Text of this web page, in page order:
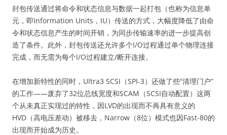
封包传送通过将命令和状态信息与数据一起打包（也称为信息单
元，即Information Units，IU）传送的方式，大幅度降低了由命
令和状态信息产生的时间开销，为同步传输速率的进一步提高创
造了条件。此外，封包传送还允许多个I/O过程通过单个物理连接
完成，而无需为每个I/O过程建立/断开连接。
在增加新特性的同时，Ultra3 SCSI（SPI-3）还做了些“清理门户”
的工作——废弃了32位总线宽度和SCAM（SCSI自动配置）这两
个从未真正实现过的特性，因LVD的出现而不再具有意义的
HVD（高电压差动）被移去，Narrow（8位）模式也因Fast-80的
出现而开始成为历史。